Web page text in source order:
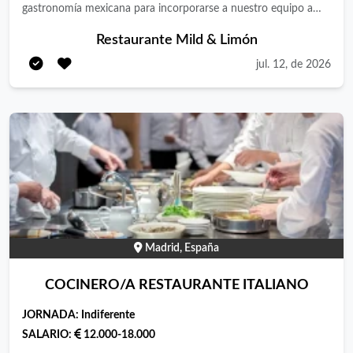
gastronomía mexicana para incorporarse a nuestro equipo a
calidad de los platos del menú del día y la carta.
Restaurante Mild & Limón
jul. 12, de 2026
Madrid, España
COCINERO/A RESTAURANTE ITALIANO
JORNADA: Indiferente
SALARIO:
12.000-18.000